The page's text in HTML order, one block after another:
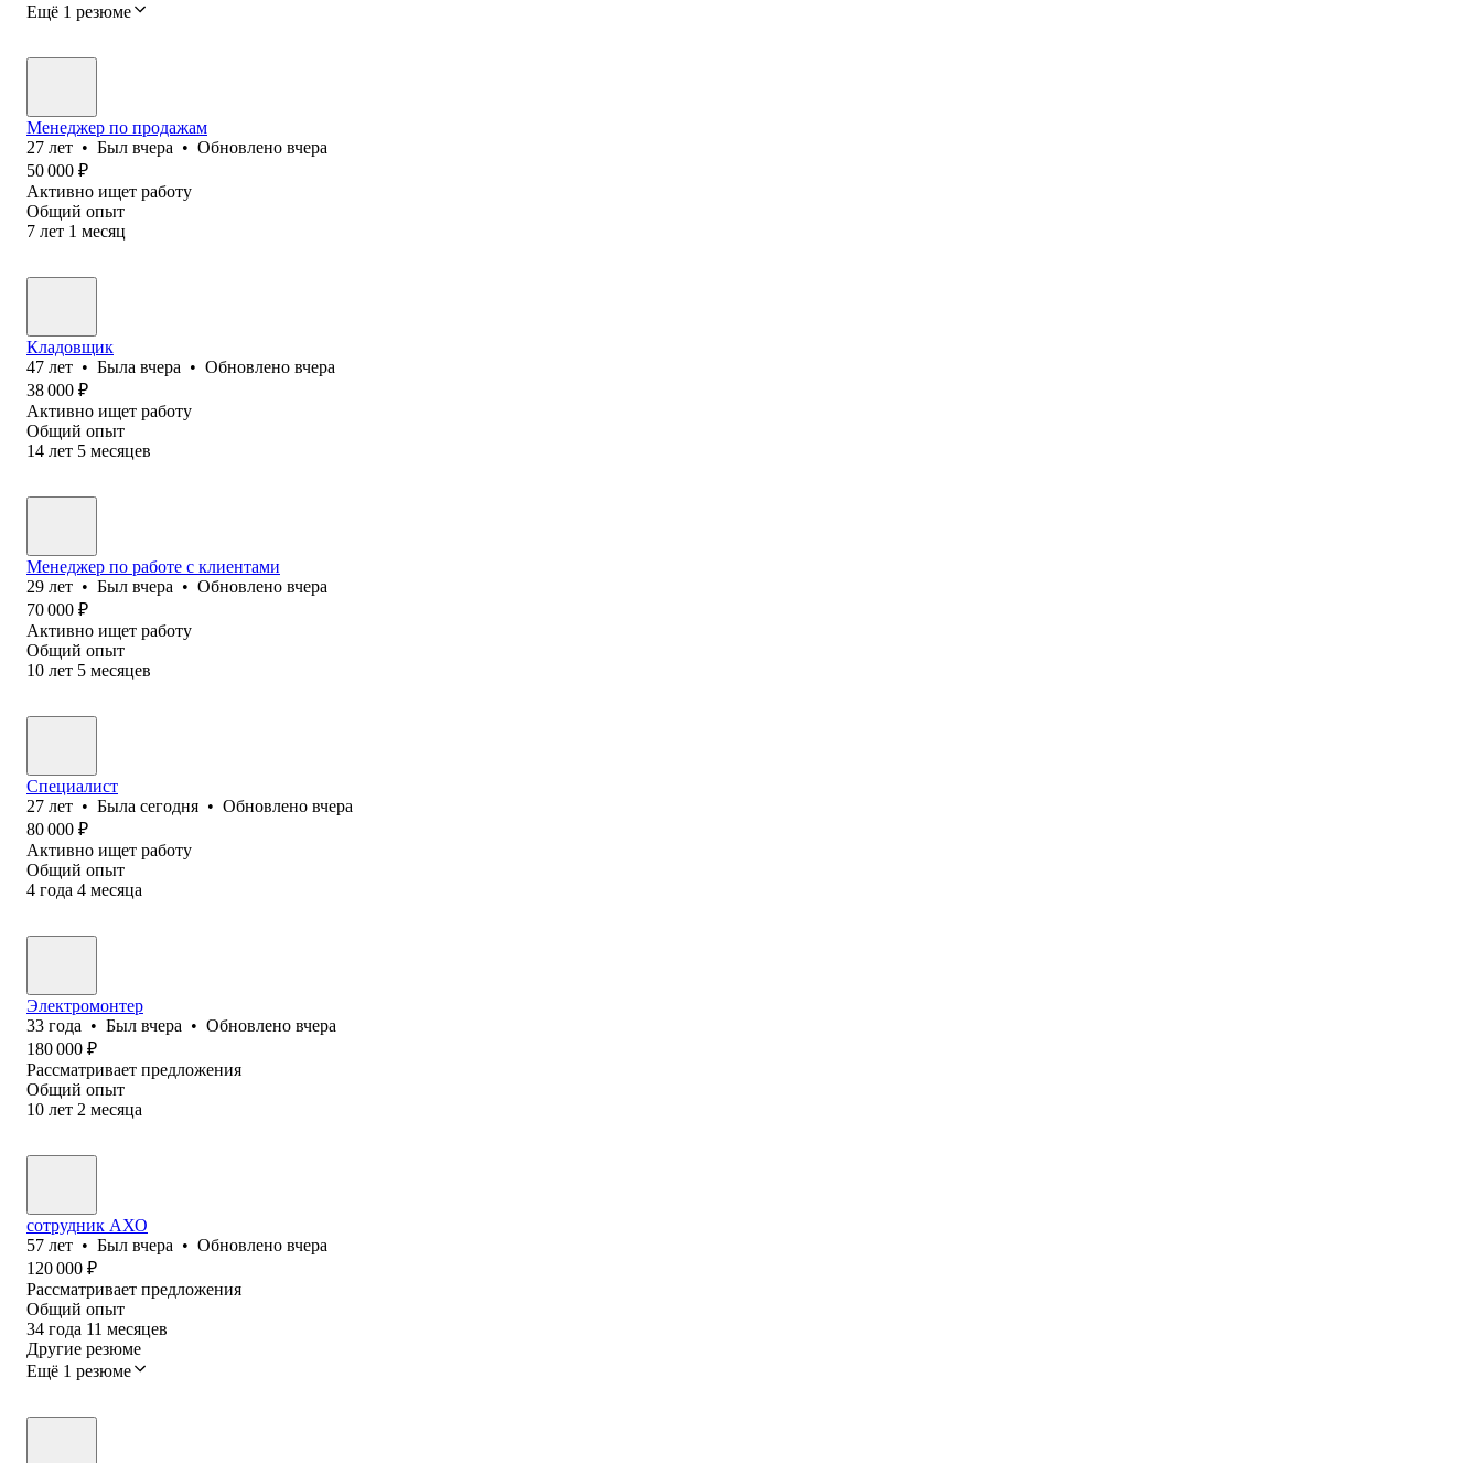
Ещё 1 резюме
Менеджер по продажам
27 лет • Был вчера • Обновлено вчера
50 000 ₽
Активно ищет работу
Общий опыт
7 лет 1 месяц
Кладовщик
47 лет • Была вчера • Обновлено вчера
38 000 ₽
Активно ищет работу
Общий опыт
14 лет 5 месяцев
Менеджер по работе с клиентами
29 лет • Был вчера • Обновлено вчера
70 000 ₽
Активно ищет работу
Общий опыт
10 лет 5 месяцев
Специалист
27 лет • Была сегодня • Обновлено вчера
80 000 ₽
Активно ищет работу
Общий опыт
4 года 4 месяца
Электромонтер
33 года • Был вчера • Обновлено вчера
180 000 ₽
Рассматривает предложения
Общий опыт
10 лет 2 месяца
сотрудник АХО
57 лет • Был вчера • Обновлено вчера
120 000 ₽
Рассматривает предложения
Общий опыт
34 года 11 месяцев
Другие резюме
Ещё 1 резюме